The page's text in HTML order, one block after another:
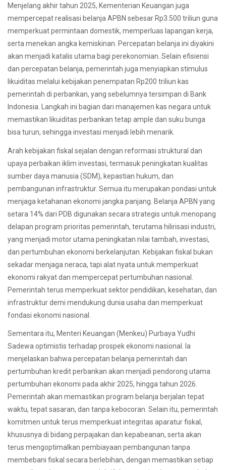
Menjelang akhir tahun 2025, Kementerian Keuangan juga
mempercepat realisasi belanja APBN sebesar Rp3.500 triliun guna
memperkuat permintaan domestik, memperluas lapangan kerja,
serta menekan angka kemiskinan. Percepatan belanja ini diyakini
akan menjadi katalis utama bagi perekonomian. Selain efisiensi
dan percepatan belanja, pemerintah juga menyiapkan stimulus
likuiditas melalui kebijakan penempatan Rp200 triliun kas
pemerintah di perbankan, yang sebelumnya tersimpan di Bank
Indonesia. Langkah ini bagian dari manajemen kas negara untuk
memastikan likuiditas perbankan tetap ample dan suku bunga
bisa turun, sehingga investasi menjadi lebih menarik.
Arah kebijakan fiskal sejalan dengan reformasi struktural dan
upaya perbaikan iklim investasi, termasuk peningkatan kualitas
sumber daya manusia (SDM), kepastian hukum, dan
pembangunan infrastruktur. Semua itu merupakan pondasi untuk
menjaga ketahanan ekonomi jangka panjang. Belanja APBN yang
setara 14% dari PDB digunakan secara strategis untuk menopang
delapan program prioritas pemerintah, terutama hilirisasi industri,
yang menjadi motor utama peningkatan nilai tambah, investasi,
dan pertumbuhan ekonomi berkelanjutan. Kebijakan fiskal bukan
sekadar menjaga neraca, tapi alat nyata untuk memperkuat
ekonomi rakyat dan mempercepat pertumbuhan nasional.
Pemerintah terus memperkuat sektor pendidikan, kesehatan, dan
infrastruktur demi mendukung dunia usaha dan memperkuat
fondasi ekonomi nasional.
Sementara itu, Menteri Keuangan (Menkeu) Purbaya Yudhi
Sadewa optimistis terhadap prospek ekonomi nasional. Ia
menjelaskan bahwa percepatan belanja pemerintah dan
pertumbuhan kredit perbankan akan menjadi pendorong utama
pertumbuhan ekonomi pada akhir 2025, hingga tahun 2026.
Pemerintah akan memastikan program belanja berjalan tepat
waktu, tepat sasaran, dan tanpa kebocoran. Selain itu, pemerintah
komitmen untuk terus memperkuat integritas aparatur fiskal,
khususnya di bidang perpajakan dan kepabeanan, serta akan
terus mengoptimalkan pembiayaan pembangunan tanpa
membebani fiskal secara berlebihan, dengan memastikan setiap